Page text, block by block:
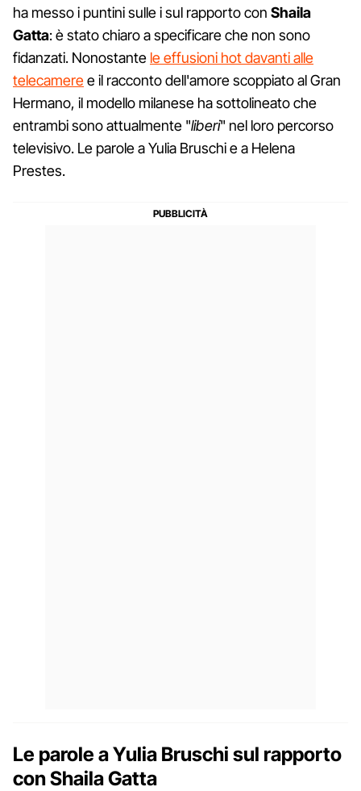
ha messo i puntini sulle i sul rapporto con Shaila
Gatta: è stato chiaro a specificare che non sono
fidanzati. Nonostante le effusioni hot davanti alle
telecameree il racconto dell'amore scoppiato al Gran
Hermano, il modello milanese ha sottolineato che
entrambi sono attualmente "liberi" nel loro percorso
televisivo. Le parole a Yulia Bruschi e a Helena
Prestes.
Le parole a Yulia Bruschi sul rapporto
con Shaila Gatta